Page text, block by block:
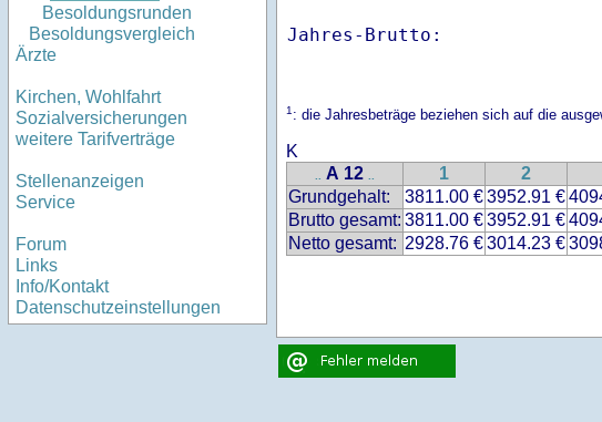
Besoldungsrunden
Besoldungsvergleich
Ärzte
Kirchen, Wohlfahrt
Sozialversicherungen
weitere Tarifverträge
Stellenanzeigen
Service
Forum
Links
Info/Kontakt
Datenschutzeinstellungen
Jahres-Brutto:
1: die Jahresbeträge beziehen sich auf die
K
.. A 12 .. 1 2
Grundgehalt:
3811.00 €3952.91 €
Brutto gesamt: 3811.00 €3952.91 €
Netto gesamt: 2928.76 €3014.23 €